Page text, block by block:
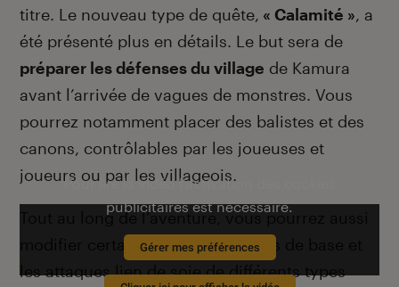
titre. Le nouveau type de quête, « Calamité », a
été présenté plus en détails. Le but sera de
préparer les défenses du village de Kamura
avant l’arrivée de vagues de monstres. Vous
pourrez notamment placer des balistes et des
canons, contrôlables par les joueuses et
joueurs ou par les villageois.
Pour lire la vidéo l’activation des cookies
publicitaires est nécessaire.
Gérer mes préférences
Tout au long de l’aventure, vous pourrez aussi
modifier certaines de vos attaques de base et
les attaques lien de soie de différents types